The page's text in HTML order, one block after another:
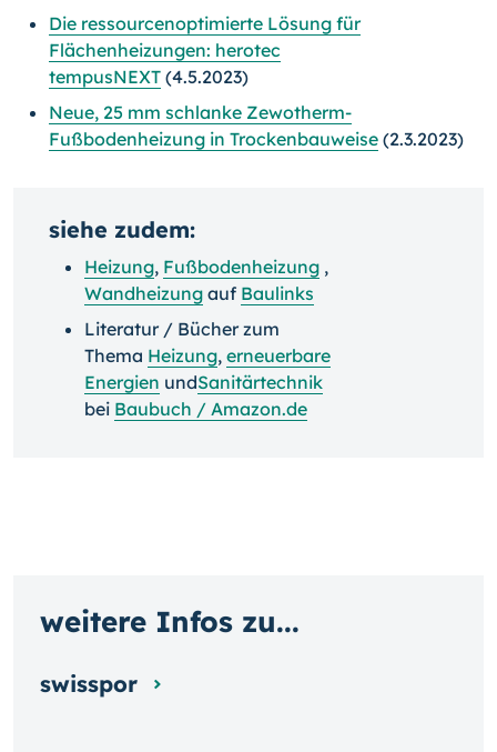
Die ressourcenoptimierte Lösung für
Flächenheizungen: herotec
tempusNEXT (4.5.2023)
Neue, 25 mm schlanke Zewotherm-
Fußbodenheizung in Trockenbauweise (2.3.2023)
siehe zudem:
Heizung, Fußbodenheizung ,
Wandheizung auf Baulinks
Literatur / Bücher zum
Thema Heizung, erneuerbare
Energien undSanitärtechnik
bei Baubuch / Amazon.de
weitere Infos zu...
swisspor